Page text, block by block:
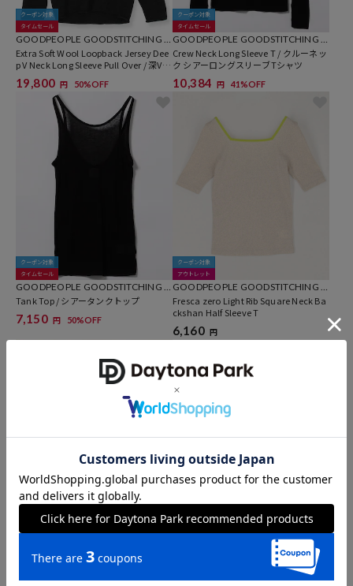
クーポン対象
タイムセール
GOODPEOPLE GOODSTITCHING G
OODPRODUCT
Extra Soft Wool Loopback Jersey Dee
p V Neck Long Sleeve Pull Over / 深Vネ
ックニットプルオーバー
19,800 円 50%OFF
クーポン対象
タイムセール
GOODPEOPLE GOODSTITCHING G
OODPRODUCT
Crew Neck Long Sleeve T / クルーネッ
ク シアーロングスリーブTシャツ
10,384 円 41%OFF
クーポン対象
タイムセール
GOODPEOPLE GOODSTITCHING G
OODPRODUCT
Tank Top / シアータンクトップ
7,150 円 50%OFF
クーポン対象
アウトレット
GOODPEOPLE GOODSTITCHING G
OODPRODUCT
Fresca zero Light Rib Square Neck Ba
ckshan Half Sleeve T
6,160 円
アウトレット
GOODPEOPLE GOODSTITCHING G
ckshan Half Sleeve T
6,160円